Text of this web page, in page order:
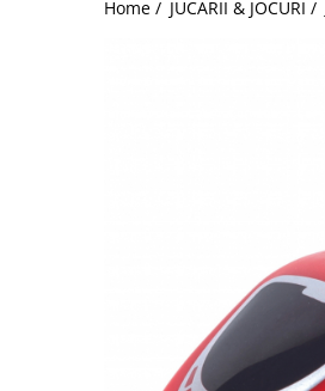
Jucarii de Sortare
Home / JUCARII & JOCURI /